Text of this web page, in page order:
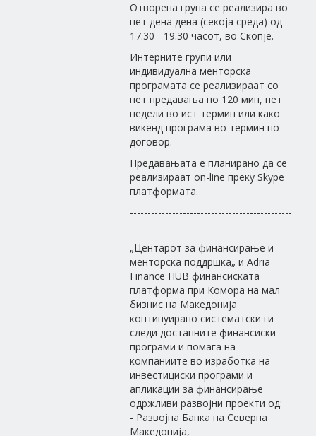
Отворена група се реализира во
пет дена дена (секоја среда) од
17.30 - 19.30 часот, во Скопје.
Интерните групи или
индивидуална менторска
програмата се реализираат со
пет предавања по 120 мин, пет
недели во ист термин или како
викенд програма во термин по
договор.
Предавањата е планирано да се
реализираат on-line преку Skype
платформата.
----------------------------------------------
---------------------
„Центарот за финансирање и
менторска поддршка„ и Adria
Finance HUB финансиската
платформа при Комора на мал
бизнис на Македонија
континуирано систематски ги
следи достапните финансиски
програми и помага на
компаниите во изработка на
инвестициски програми и
апликации за финансирање
одржливи развојни проекти од:
- Развојна Банка на Северна
Македонија,